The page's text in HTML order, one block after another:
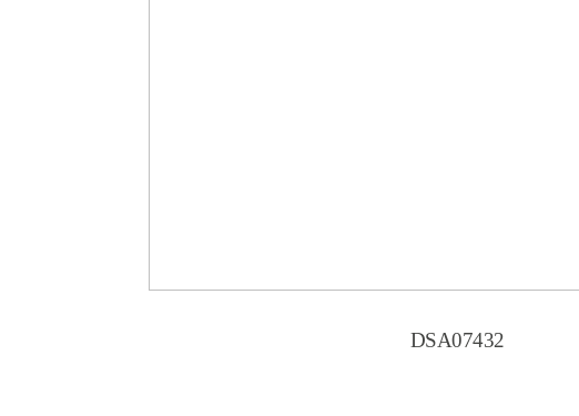
DSA07432